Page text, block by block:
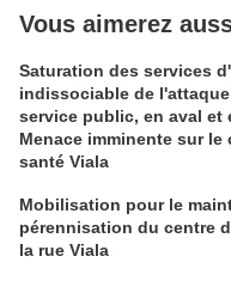
Vous aimerez
Saturation des services
indissociable de
service public, en aval et
Menace imminente sur le
santé Viala
Mobilisation pour le
pérennisation du centre
la rue Viala